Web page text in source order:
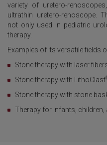
variety of uretero-
ultrathin uretero-renoscope.
not only used in pediatric
therapy.
Examples of its versatile fields
Stone therapy with laser
Stone therapy with LithoClast
Stone therapy with stone
Therapy for infants,